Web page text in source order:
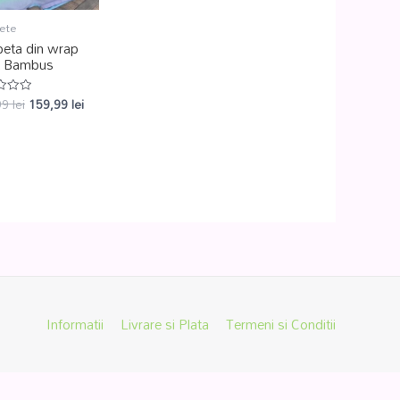
din wrap
lei159,99lei
Informatii Livrare si Plata Termeni si Conditii